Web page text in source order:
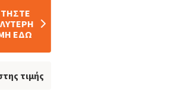
ΕΔΩ
τιμής